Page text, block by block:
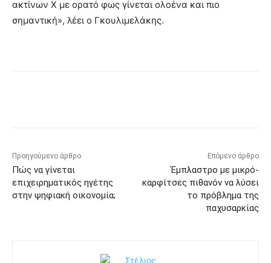
ακτίνων Χ με ορατό φως γίνεται ολοένα και πιο
σημαντική», λέει ο Γκουλιμελάκης.
Προηγούμενο άρθρο
Πώς να γίνεται
επιχειρηματικός ηγέτης
στην ψηφιακή οικονομία;
Επόμενο άρθρο
Έμπλαστρο με μικρό-
καρφίτσες πιθανόν να λύσει
το πρόβλημα της
παχυσαρκίας